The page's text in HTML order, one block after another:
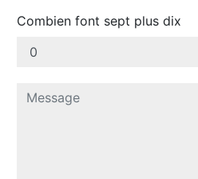
Combien font sept plus dix